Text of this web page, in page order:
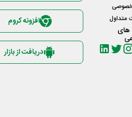
متداول
های
افزونه کروم
دریافت از بازار